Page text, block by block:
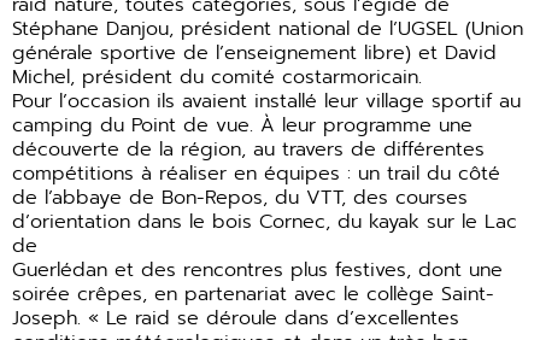
Stéphane Danjou, président national de l’UGSEL (Union
générale sportive de l’enseignement libre) et David
Michel, président du comité costarmoricain.
Pour l’occasion ils avaient installé leur village sportif au
camping du Point de vue. À leur programme une
découverte de la région, au travers de différentes
compétitions à réaliser en équipes : un trail du côté
de l’abbaye de Bon-Repos, du VTT, des courses
d’orientation dans le bois Cornec, du kayak sur le Lac
de
Guerlédan et des rencontres plus festives, dont une
soirée crêpes, en partenariat avec le collège Saint-
Joseph. « Le raid se déroule dans d’excellentes